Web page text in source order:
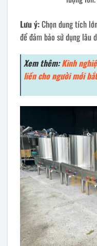
Lưu ý:Chọn dung tích
để đảm bảo sử dụng
Xem thêm:Kinh
liền cho người mới